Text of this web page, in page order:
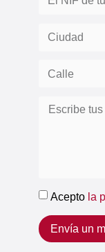
Acepto la
Envía un